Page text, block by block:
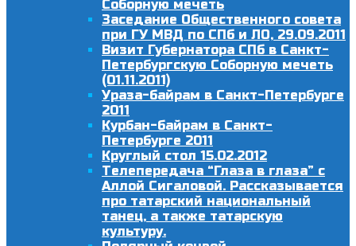
Соборную мечеть
Заседание Общественного совета
при ГУ МВД по СПб и ЛО, 29.09.2011
Визит Губернатора СПб в Санкт-
Петербургскую Соборную мечеть
(01.11.2011)
Ураза-байрам в Санкт-Петербурге
2011
Курбан-байрам в Санкт-
Петербурге 2011
Круглый стол 15.02.2012
Телепередача “Глаза в глаза” с
Аллой Сигаловой. Рассказывается
про татарский национальный
танец, а также татарскую
культуру.